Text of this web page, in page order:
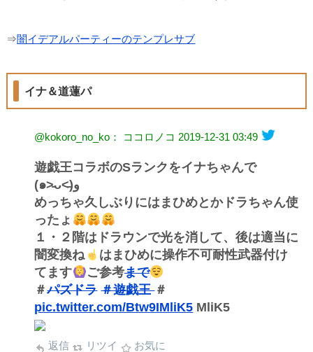
⇒闇イデアルパーティーのテンプレサブ
イナ＆道蓮パ
@kokoro_no_ko： ココロノコ 2019-12-31 03:49
遊戯王コラボのSランクをイナちゃんで
(๑˃̵ᴗ˂̵)و
めっちゃ久しぶりにはまひめとかドラちゃん使
ったょ
１・２階はドラウンで光を消して、後は適当に
闇変換ね
はまひめに操作不可耐性武器付け
てます
ご参考まで
＃パズドラ ＃遊戯王＃
pic.twitter.com/Btw9IMliK5 MliK5
返信 リツイ お気に